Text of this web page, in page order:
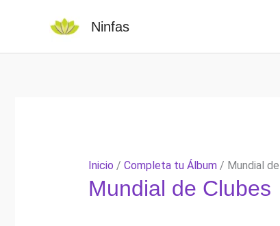
Ninfas
Inicio / Completa tu Álbum/ Mundial de
Mundial de Clubes